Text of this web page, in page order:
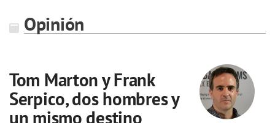
Opinión
Tom Marton y Frank
Serpico, dos hombres y
un mismo destino